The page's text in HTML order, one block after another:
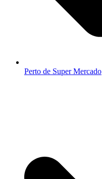
Perto de Super Mercado